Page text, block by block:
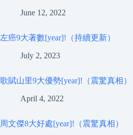
June 12, 2022
左癌9大著數[year]!（持續更新）
July 2, 2023
歌賦山里9大優勢[year]!（震驚真相）
April 4, 2022
周文傑8大好處[year]!（震驚真相）